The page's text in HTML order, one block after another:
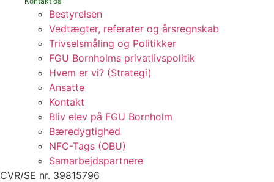
Bestyrelsen
Vedtægter, referater og årsregnskab
Trivselsmåling og Politikker
FGU Bornholms privatlivspolitik
Hvem er vi? (Strategi)
Ansatte
Kontakt
Bliv elev på FGU Bornholm
Bæredygtighed
NFC-Tags (OBU)
Samarbejdspartnere
CVR/SE nr. 39815796